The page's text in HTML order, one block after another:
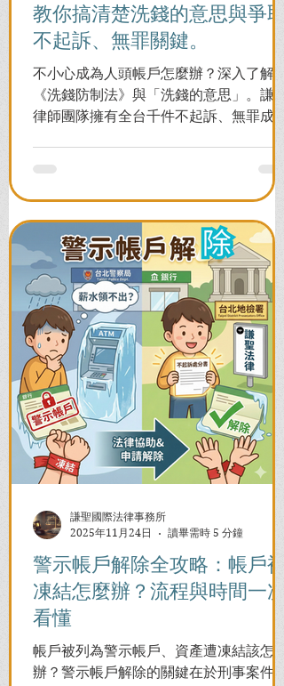
教你搞清楚洗錢的意思與爭取
不起訴、無罪關鍵。
不小心成為人頭帳戶怎麼辦？深入了解
《洗錢防制法》與「洗錢的意思」。謙聖
律師團隊擁有全台千件不起訴、無罪成功
警示帳戶解除全攻略：帳戶被
凍結怎麼辦？流程與時間一次
看懂
帳戶被列為警示帳戶、資產遭凍結該怎麼
辦？警示帳戶解除的關鍵在於刑事案件的
謙聖國際法律事務所
2025年11月24日
讀畢需時 5 分鐘